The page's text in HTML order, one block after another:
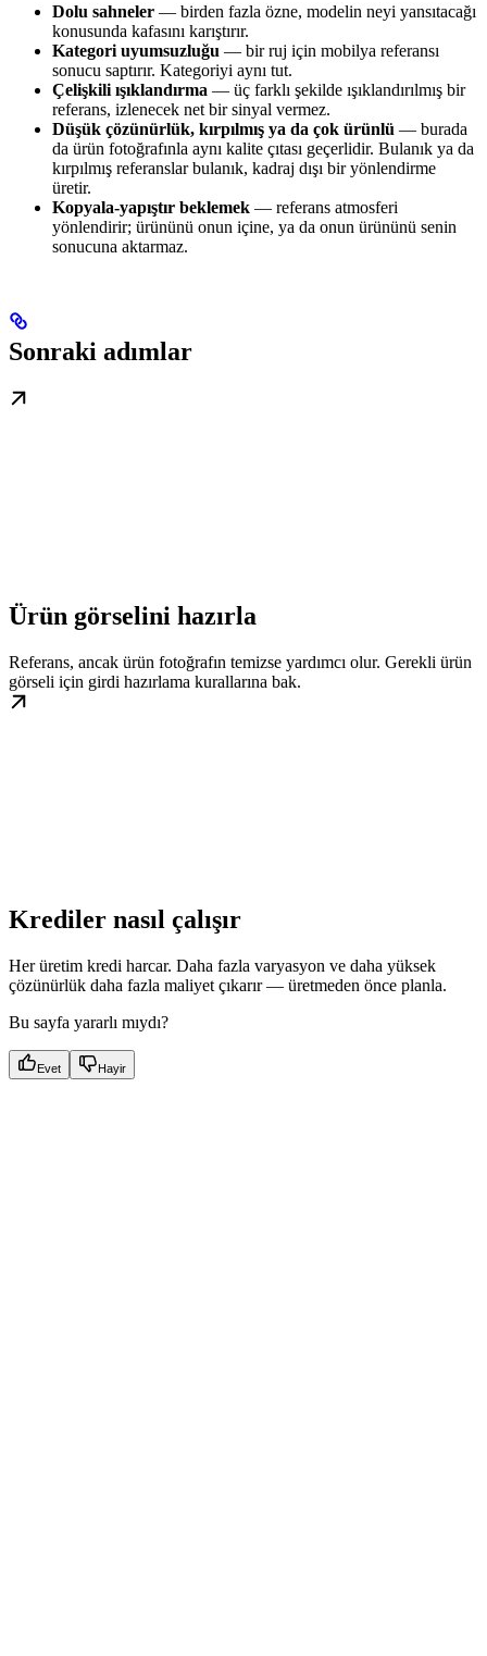
Dolu sahneler — birden fazla özne, modelin neyi yansıtacağı
konusunda kafasını karıştırır.
Kategori uyumsuzluğu — bir ruj için mobilya referansı
sonucu saptırır. Kategoriyi aynı tut.
Çelişkili ışıklandırma — üç farklı şekilde ışıklandırılmış bir
referans, izlenecek net bir sinyal vermez.
Düşük çözünürlük, kırpılmış ya da çok ürünlü — burada
da ürün fotoğrafınla aynı kalite çıtası geçerlidir. Bulanık ya da
kırpılmış referanslar bulanık, kadraj dışı bir yönlendirme
üretir.
Kopyala-yapıştır beklemek — referans atmosferi
yönlendirir; ürününü onun içine, ya da onun ürününü senin
sonucuna aktarmaz.
Sonraki adımlar
Ürün görselini hazırla
Referans, ancak ürün fotoğrafın temizse yardımcı olur. Gerekli ürün
görseli için girdi hazırlama kurallarına bak.
Krediler nasıl çalışır
Her üretim kredi harcar. Daha fazla varyasyon ve daha yüksek
çözünürlük daha fazla maliyet çıkarır — üretmeden önce planla.
Bu sayfa yararlı mıydı?
Evet Hayir